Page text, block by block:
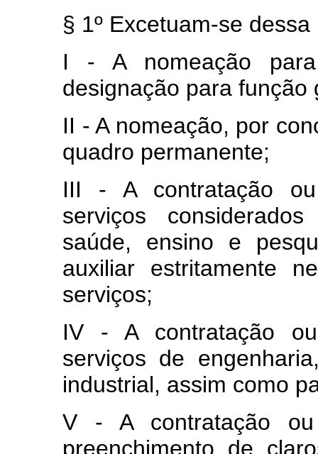
§ 1º Excetuam‑se
I ‑ A nomeação
designação para
II - A nomeação, por
quadro permanente;
III ‑ A contratação
serviços
saúde, ensino e
auxiliar estritamente
serviços;
IV ‑ A contratação
serviços de
industrial, assim como
V ‑ A contratação
preenchimento de